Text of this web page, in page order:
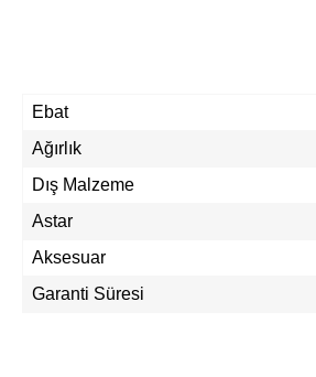
Ebat
Ağırlık
Dış Malzeme
Astar
Aksesuar
Garanti Süresi